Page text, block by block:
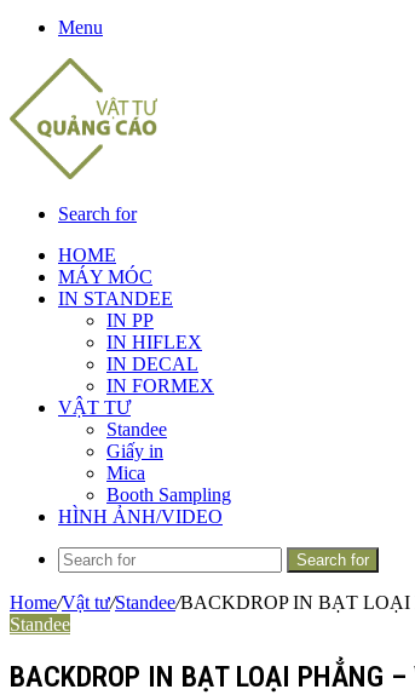
Menu
Search for
HOME
MÁY MÓC
IN STANDEE
IN PP
IN HIFLEX
IN DECAL
IN FORMEX
VẬT TƯ
Standee
Giấy in
Mica
Booth Sampling
HÌNH ẢNH/VIDEO
Search for
Home/Vật tư/Standee/BACKDROP IN BẠT
Standee
BACKDROP IN BẠT LOẠI PHẲNG